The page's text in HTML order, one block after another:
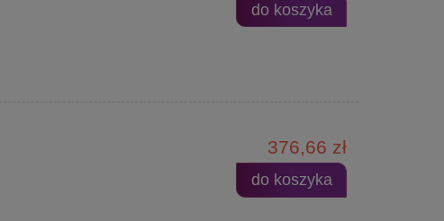
do koszyka
376,66 zł
do koszyka